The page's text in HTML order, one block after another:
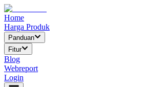
Home
Harga Produk
Panduan
Fitur
Blog
Webreport
Login